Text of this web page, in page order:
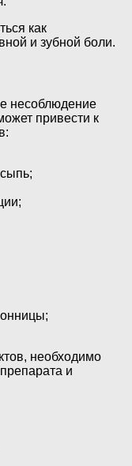
как
и зубной боли.
несоблюдение
привести к
необходимо
и